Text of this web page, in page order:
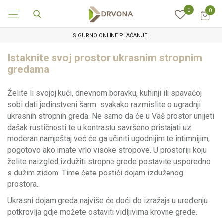
0 0
SIGURNO ONLINE PLAĆANJE
Istaknite svoj prostor ukrasnim stropnim
gredama
Želite li svojoj kući, dnevnom boravku, kuhinji ili spavaćoj
sobi dati jedinstveni šarm svakako razmislite o ugradnji
ukrasnih stropnih greda. Ne samo da će u Vaš prostor unijeti
dašak rustičnosti te u kontrastu savršeno pristajati uz
moderan namještaj već će ga učiniti ugodnijim te intimnijim,
pogotovo ako imate vrlo visoke stropove. U prostoriji koju
želite naizgled izdužiti stropne grede postavite usporedno
s dužim zidom. Time ćete postići dojam izduženog
prostora.
Ukrasni dojam greda najviše će doći do izražaja u uređenju
potkrovlja gdje možete ostaviti vidljivima krovne grede.